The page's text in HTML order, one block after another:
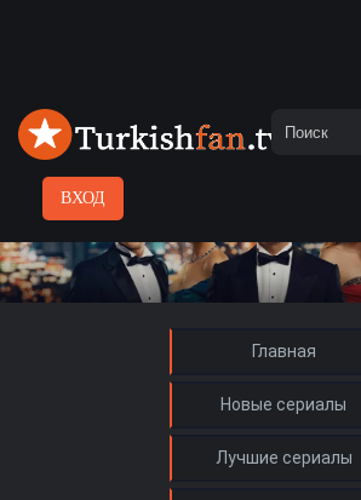
ВХОД
Главная
Новые сериалы
Лучшие сериалы